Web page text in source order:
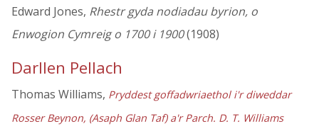
Edward Jones, Rhestr gyda nodiadau byrion, o
Enwogion Cymreig o 1700 i 1900(1908)
Darllen Pellach
Thomas Williams, Pryddest goffadwriaethol i'r diweddar
Rosser Beynon, (Asaph Glan Taf) a'r Parch. D. T. Williams